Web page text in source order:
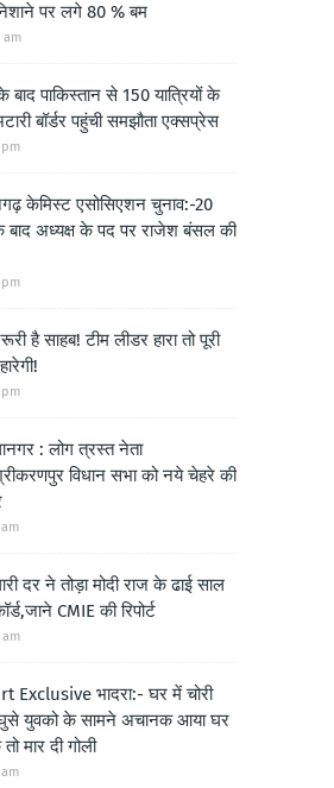
पर लगे 80 % बम
am
बाद पाकिस्तान से 150 यात्रियों के
बॉर्डर पहुंची समझौता एक्सप्रेस
pm
केमिस्ट एसोसिएशन चुनाव:-20
बाद अध्यक्ष के पद पर राजेश बंसल की
pm
है साहब! टीम लीडर हारा तो पूरी
pm
: लोग त्रस्त नेता
विधान सभा को नये चेहरे की
दर ने तोड़ा मोदी राज के ढाई साल
CMIE की रिपोर्ट
am
Exclusive भादरा:- घर में चोरी
युवको के सामने अचानक आया घर
मार दी गोली